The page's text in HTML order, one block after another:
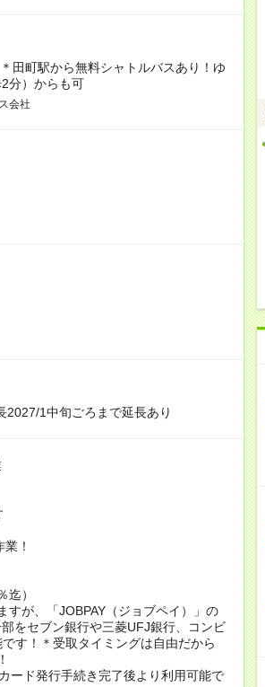
町駅から無料シャトルバスあり！ゆ
分）からも可
会社
2027/1中旬ごろまで延長あり
！
迄）
すが、「JOBPAY（ジョブペイ）」の
をセブン銀行や三菱UFJ銀行、コンビ
す！＊受取タイミングは自由だから
ード発行手続き完了後より利用可能で